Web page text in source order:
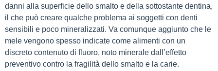
danni alla superficie dello smalto e della sottostante dentina,
il che può creare qualche problema ai soggetti con denti
sensibili e poco mineralizzati. Va comunque aggiunto che le
mele vengono spesso indicate come alimenti con un
discreto contenuto di fluoro, noto minerale dall’effetto
preventivo contro la fragilità dello smalto e la carie.